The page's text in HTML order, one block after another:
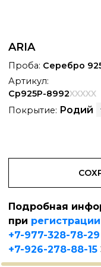
+
ARIA
Проба: Серебро
Артикул:
Ср925Р-8992XXXXX
Покрытие: Родий
Подробная
при регистрации
+7-977-328-78-29
+7-926-278-88-15